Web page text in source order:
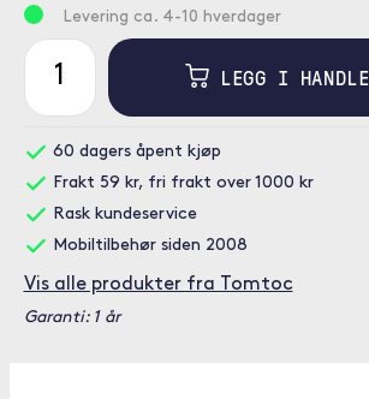
Levering ca. 4-10 hverdager
LEGG I
60 dagers åpent kjøp
Frakt 59 kr, fri frakt over 1000 kr
Rask kundeservice
Mobiltilbehør siden 2008
Vis alle produkter fra Tomtoc
Garanti: 1 år